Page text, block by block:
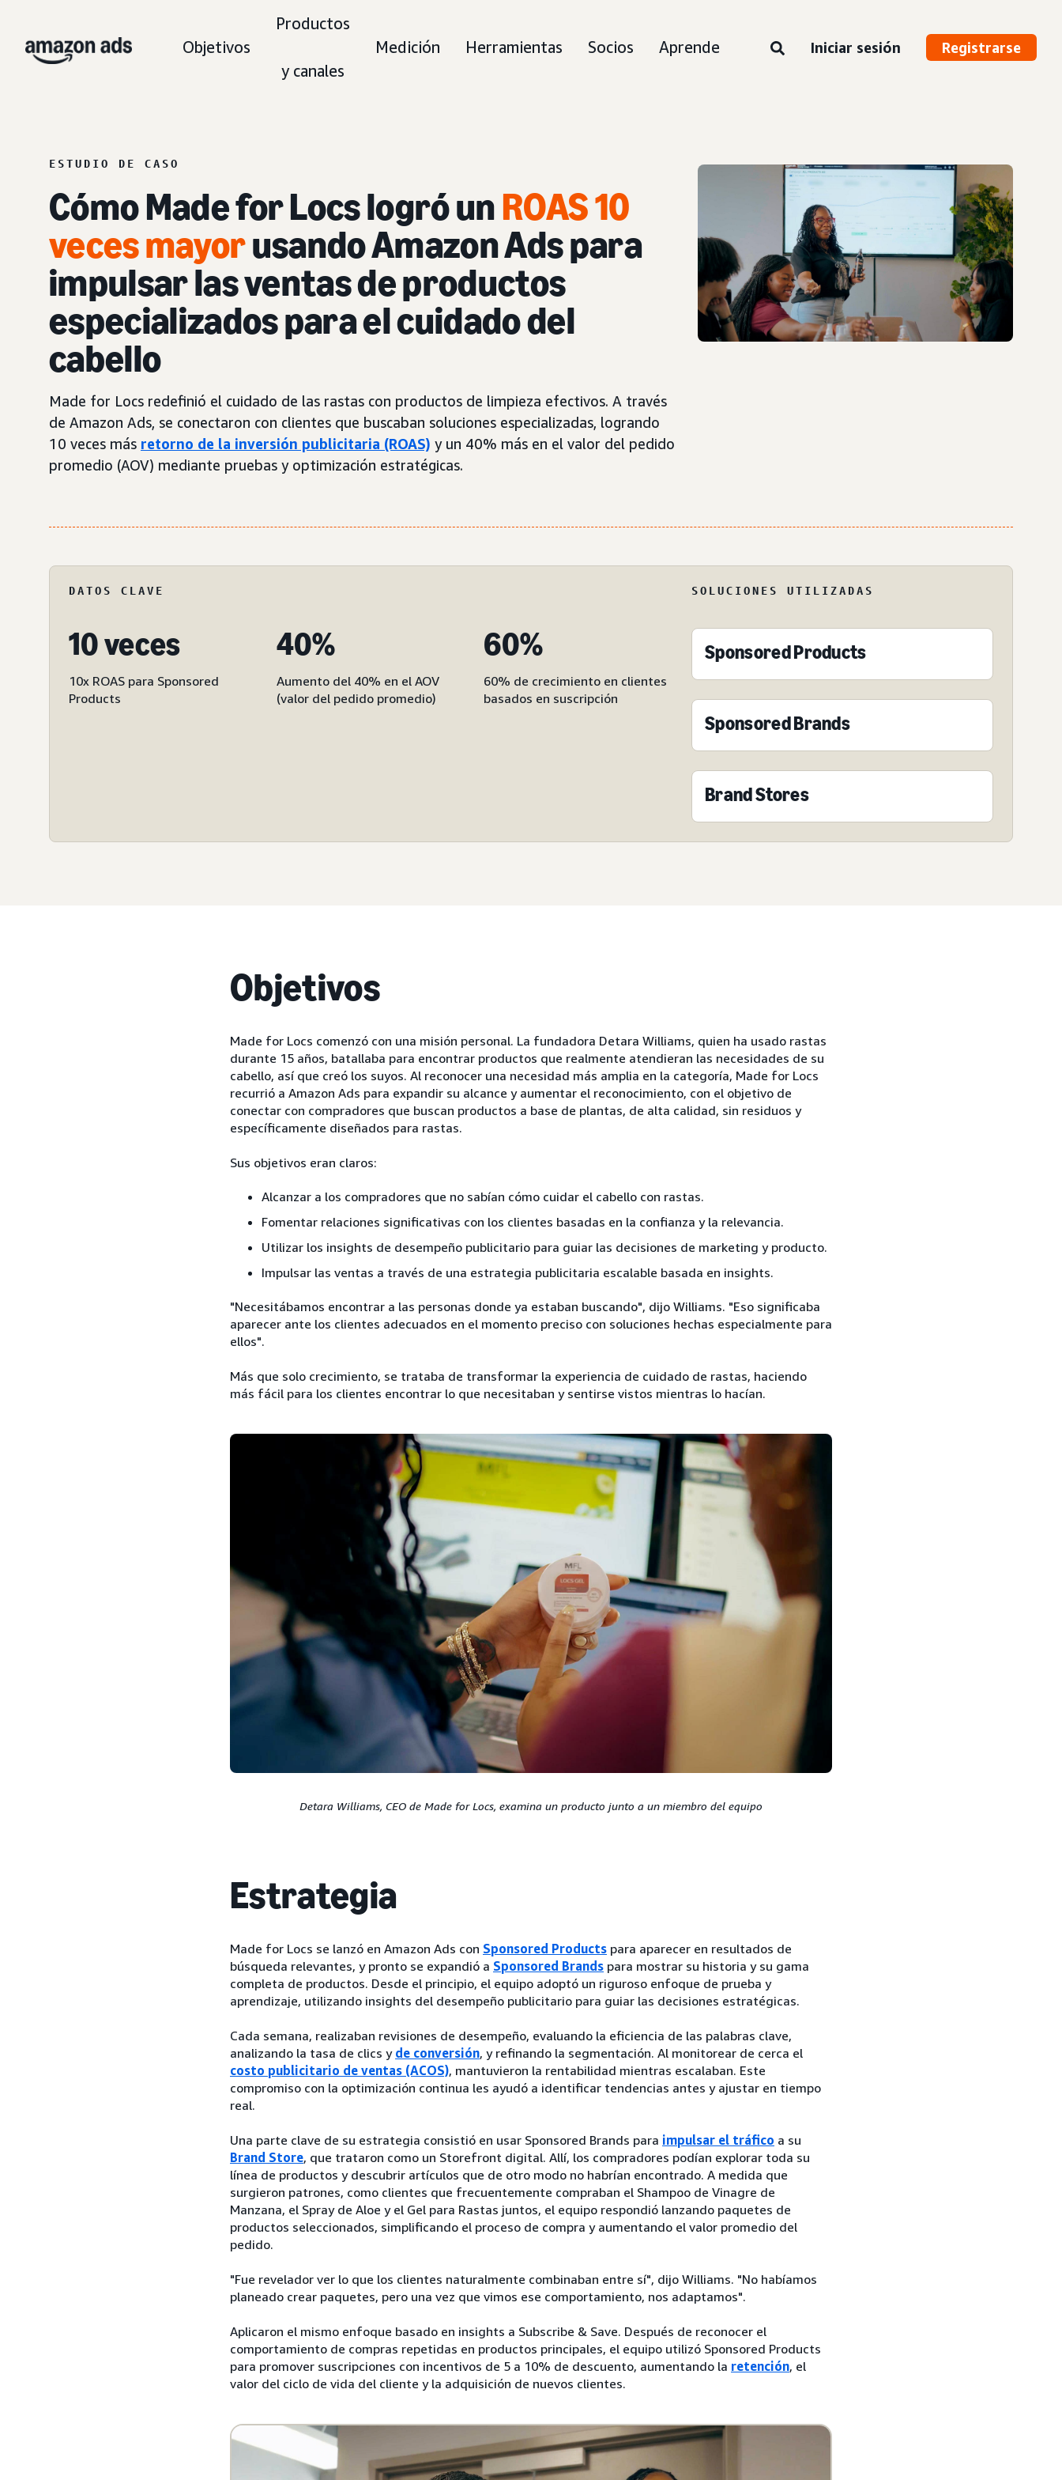
Objetivos
Productos
y canales
Medición Herramientas Socios Aprende Iniciar sesión Registrarse
ESTUDIO DE CASO
Cómo Made for Locs logró unROAS 10
veces mayorusando Amazon Ads para
impulsar las ventas de productos
especializados para el cuidado del
cabello
Made for Locs redefinió el cuidado de las rastas con productos de limpieza efectivos. A través
de Amazon Ads, se conectaron con clientes que buscaban soluciones especializadas, logrando
10 veces más retorno de la inversión publicitaria (ROAS) y un 40% más en el valor del pedido
promedio (AOV) mediante pruebas y optimización estratégicas.
DATOS CLAVE
10 veces
10x ROAS para Sponsored
Products
40%
Aumento del 40% en el AOV
(valor del pedido promedio)
60%
60% de crecimiento en clientes
basados en suscripción
SOLUCIONES UTILIZADAS
Sponsored Products
Sponsored Brands
Brand Stores
Objetivos
Made for Locs comenzó con una misión personal. La fundadora Detara Williams, quien ha usado rastas
durante 15 años, batallaba para encontrar productos que realmente atendieran las necesidades de su
cabello, así que creó los suyos. Al reconocer una necesidad más amplia en la categoría, Made for Locs
recurrió a Amazon Ads para expandir su alcance y aumentar el reconocimiento, con el objetivo de
conectar con compradores que buscan productos a base de plantas, de alta calidad, sin residuos y
específicamente diseñados para rastas.
Sus objetivos eran claros:
Alcanzar a los compradores que no sabían cómo cuidar el cabello con rastas.
Fomentar relaciones significativas con los clientes basadas en la confianza y la relevancia.
Utilizar los insights de desempeño publicitario para guiar las decisiones de marketing y producto.
Impulsar las ventas a través de una estrategia publicitaria escalable basada en insights.
"Necesitábamos encontrar a las personas donde ya estaban buscando", dijo Williams. "Eso significaba
aparecer ante los clientes adecuados en el momento preciso con soluciones hechas especialmente para
ellos".
Más que solo crecimiento, se trataba de transformar la experiencia de cuidado de rastas, haciendo
más fácil para los clientes encontrar lo que necesitaban y sentirse vistos mientras lo hacían.
Detara Williams, CEO de Made for Locs, examina un producto junto a un miembro del equipo
Estrategia
Made for Locs se lanzó en Amazon Ads con Sponsored Products para aparecer en resultados de
búsqueda relevantes, y pronto se expandió a Sponsored Brands para mostrar su historia y su gama
completa de productos. Desde el principio, el equipo adoptó un riguroso enfoque de prueba y
aprendizaje, utilizando insights del desempeño publicitario para guiar las decisiones estratégicas.
Cada semana, realizaban revisiones de desempeño, evaluando la eficiencia de las palabras clave,
analizando la tasa de clics y de conversión, y refinando la segmentación. Al monitorear de cerca el
costo publicitario de ventas (ACOS), mantuvieron la rentabilidad mientras escalaban. Este
compromiso con la optimización continua les ayudó a identificar tendencias antes y ajustar en tiempo
real.
Una parte clave de su estrategia consistió en usar Sponsored Brands para impulsar el tráfico a su
Brand Store, que trataron como un Storefront digital. Allí, los compradores podían explorar toda su
línea de productos y descubrir artículos que de otro modo no habrían encontrado. A medida que
surgieron patrones, como clientes que frecuentemente compraban el Shampoo de Vinagre de
Manzana, el Spray de Aloe y el Gel para Rastas juntos, el equipo respondió lanzando paquetes de
productos seleccionados, simplificando el proceso de compra y aumentando el valor promedio del
pedido.
"Fue revelador ver lo que los clientes naturalmente combinaban entre sí", dijo Williams. "No habíamos
planeado crear paquetes, pero una vez que vimos ese comportamiento, nos adaptamos".
Aplicaron el mismo enfoque basado en insights a Subscribe & Save. Después de reconocer el
comportamiento de compras repetidas en productos principales, el equipo utilizó Sponsored Products
para promover suscripciones con incentivos de 5 a 10% de descuento, aumentando la retención, el
valor del ciclo de vida del cliente y la adquisición de nuevos clientes.